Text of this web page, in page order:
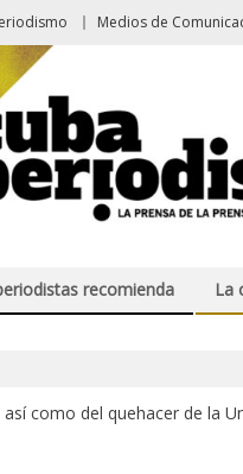
Medios de
recomienda La
como del quehacer de la